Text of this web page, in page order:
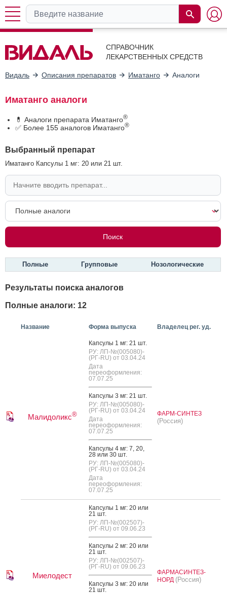
СПРАВОЧНИК
ЛЕКАРСТВЕННЫХ СРЕДСТВ
Видаль Описания препаратов Иматанго Аналоги
Иматанго аналоги
💊 Аналоги препарата Иматанго®
✅ Более 155 аналогов Иматанго®
Выбранный препарат
Иматанго Капсулы 1 мг: 20 или 21 шт.
Полные Групповые Нозологические
Результаты поиска аналогов
Полные аналоги: 12
Название Форма выпуска Владелец рег. уд.
Малидоликс®
Кап­су­лы 1 мг: 21 шт.
РУ: ЛП-№(005080)-
(РГ-RU) от 03.04.24
Дата
переоформления:
07.07.25
Кап­су­лы 3 мг: 21 шт.
РУ: ЛП-№(005080)-
(РГ-RU) от 03.04.24
Дата
переоформления:
07.07.25
Кап­су­лы 4 мг: 7, 20,
28 или 30 шт.
РУ: ЛП-№(005080)-
(РГ-RU) от 03.04.24
Дата
переоформления:
07.07.25
ФАРМ-СИНТЕЗ
(Россия)
Миелодест
Кап­су­лы 1 мг: 20 или
21 шт.
РУ: ЛП-№(002507)-
(РГ-RU) от 09.06.23
Кап­су­лы 2 мг: 20 или
21 шт.
РУ: ЛП-№(002507)-
(РГ-RU) от 09.06.23
Кап­су­лы 3 мг: 20 или
21 шт.
ФАРМАСИНТЕЗ-
НОРД (Россия)